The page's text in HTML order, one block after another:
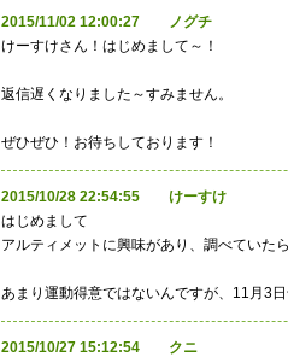
2015/11/02 12:00:27 ノグチ
けーすけさん！はじめまして～！
返信遅くなりました～すみません。
ぜひぜひ！お待ちしております！
2015/10/28 22:54:55 けーすけ
はじめまして
アルティメットに興味があり、調べていた
あまり運動得意ではないんですが、11月3
2015/10/27 15:12:54 クニ